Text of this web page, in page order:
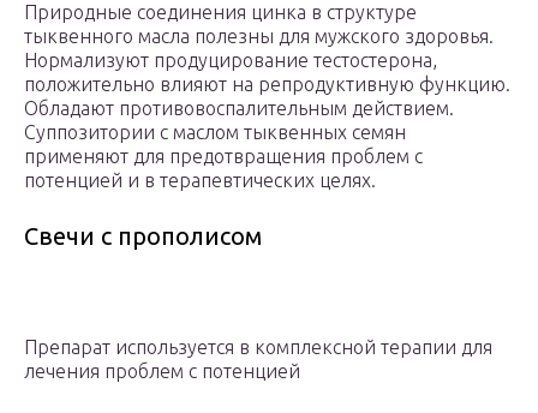
Природные соединения цинка в структуре
тыквенного масла полезны для мужского здоровья.
Нормализуют продуцирование тестостерона,
положительно влияют на репродуктивную функцию.
Обладают противовоспалительным действием.
Суппозитории с маслом тыквенных семян
применяют для предотвращения проблем с
потенцией и в терапевтических целях.
Свечи с прополисом
Препарат используется в комплексной терапии для
лечения проблем с потенцией